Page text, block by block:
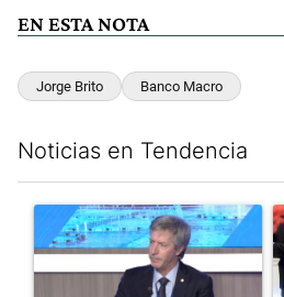
EN ESTA NOTA
Jorge Brito Banco Macro
Noticias en Tendencia
Un artículo de tendencia con el